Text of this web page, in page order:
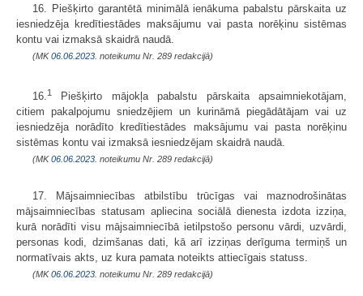
16. Piešķirto garantētā minimālā ienākuma pabalstu pārskaita uz
iesniedzēja kredītiestādes maksājumu vai pasta norēķinu sistēmas
kontu vai izmaksā skaidrā naudā.
(MK06.06.2023. noteikumu Nr. 289 redakcijā)
16. 1
Piešķirto mājokļa pabalstu pārskaita apsaimniekotājam,
citiem pakalpojumu sniedzējiem un kurināmā piegādātājam vai uz
iesniedzēja norādīto kredītiestādes maksājumu vai pasta norēķinu
sistēmas kontu vai izmaksā iesniedzējam skaidrā naudā.
(MK06.06.2023. noteikumu Nr. 289 redakcijā)
17. Mājsaimniecības atbilstību trūcīgas vai maznodrošinātas
mājsaimniecības statusam apliecina sociālā dienesta izdota izziņa,
kurā norādīti visu mājsaimniecībā ietilpstošo personu vārdi, uzvārdi,
personas kodi, dzimšanas dati, kā arī izziņas derīguma termiņš un
normatīvais akts, uz kura pamata noteikts attiecīgais statuss.
(MK06.06.2023. noteikumu Nr. 289 redakcijā)